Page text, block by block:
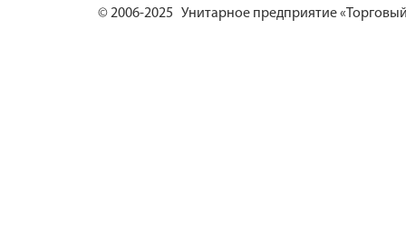
© 2006-2025 Унитарное предприятие